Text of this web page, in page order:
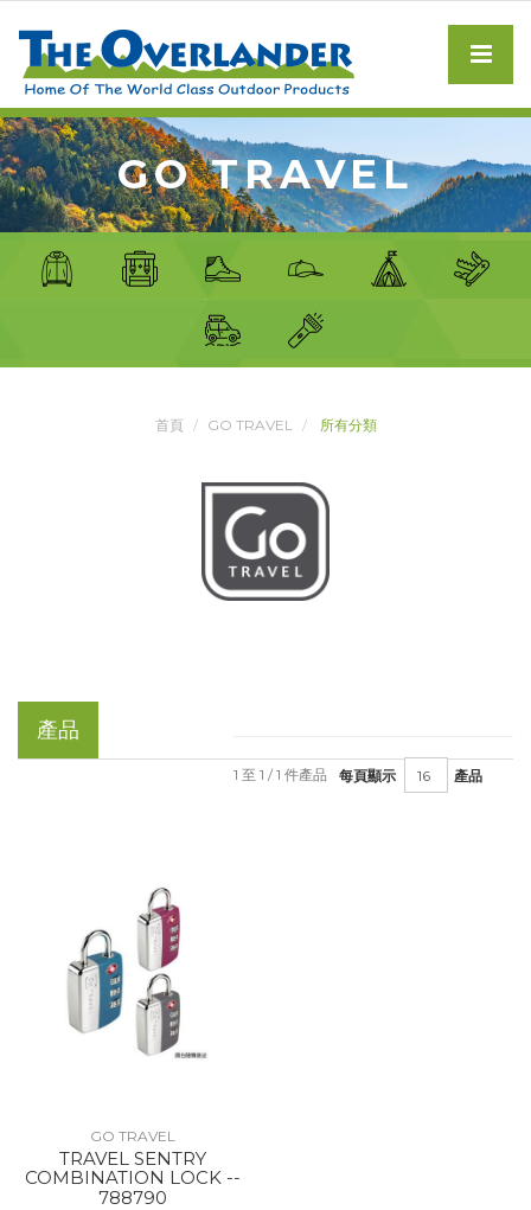
GO TRAVEL
首頁 GO TRAVEL 所有分類
產品
每頁顯示 產品
1 至 1 / 1 件產品
GO TRAVEL
TRAVEL SENTRY
COMBINATION LOCK --
788790